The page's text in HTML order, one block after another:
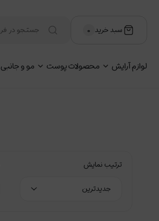
سبد خرید ۰
لوازم آرایش محصولات پوست مو و جانبی
ترتیب نمایش
جدیدترین